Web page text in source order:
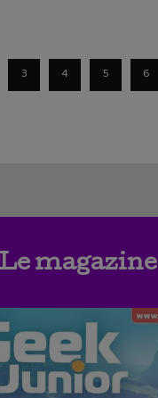
3 4 5 6
magazine